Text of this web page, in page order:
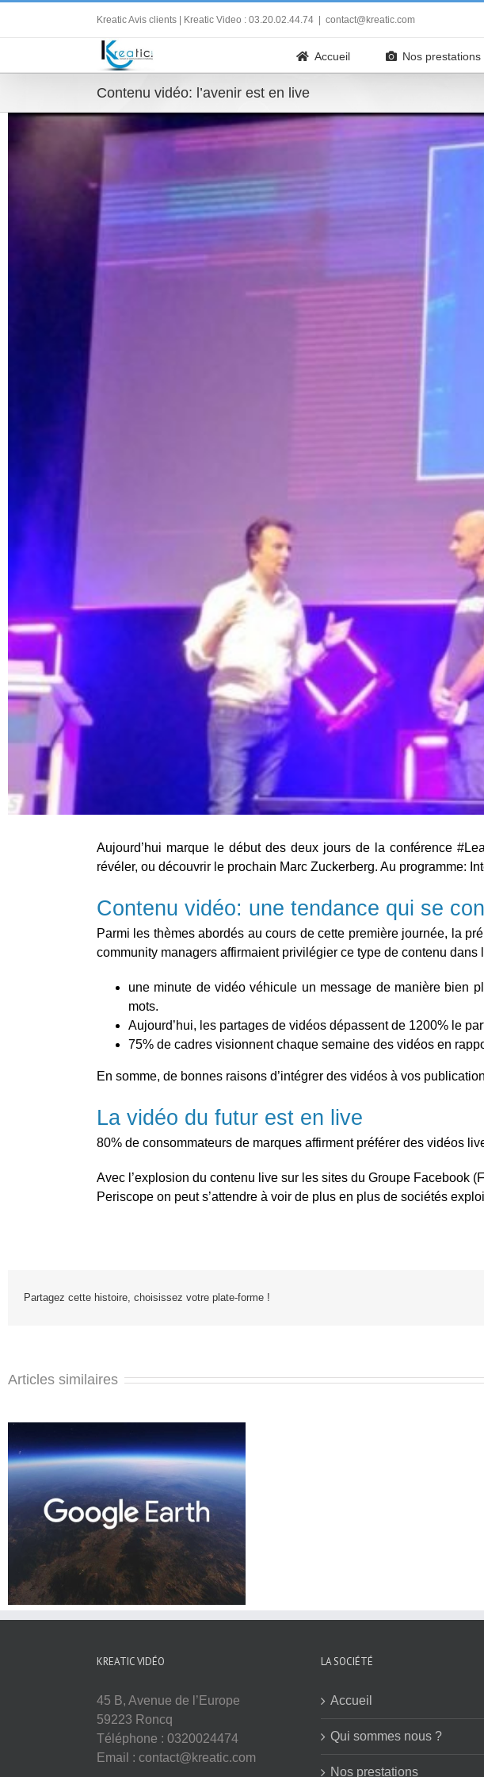
Kreatic Avis clients | Kreatic Video : 03.20.02.44.74 contact@kreatic.com
Accueil Nos prestations
Contenu vidéo: l’avenir est en live
Voir
Aujourd’hui marque le début des deux jours de la conférence
révéler, ou découvrir le prochain Marc Zuckerberg. Au programme:
Contenu vidéo: une tendance qui se
Parmi les thèmes abordés au cours de cette première journée, la
community managers affirmaient privilégier ce type de contenu dans
une minute de vidéo véhicule un message de manière bien
mots.
Aujourd’hui, les partages de vidéos dépassent de 1200% le
75% de cadres visionnent chaque semaine des vidéos en
En somme, de bonnes raisons d’intégrer des vidéos à vos
La vidéo du futur est en live
80% de consommateurs de marques affirment préférer des vidéos
Avec l’explosion du contenu live sur les sites du Groupe Facebook
Periscope on peut s’attendre à voir de plus en plus de sociétés
Partagez cette histoire, choisissez votre plate-forme !
Articles similaires
KREATIC VIDÉO
45 B, Avenue de l’Europe
59223 Roncq
Téléphone : 0320024474
Email : contact@kreatic.com
LA SOCIÉTÉ
Accueil
Qui sommes nous ?
Nos prestations